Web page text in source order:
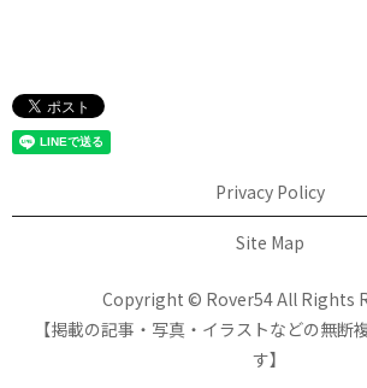
Privacy Policy
Site Map
Copyright © Rover54 All Rights
【掲載の記事・写真・イラストなどの無断
す】